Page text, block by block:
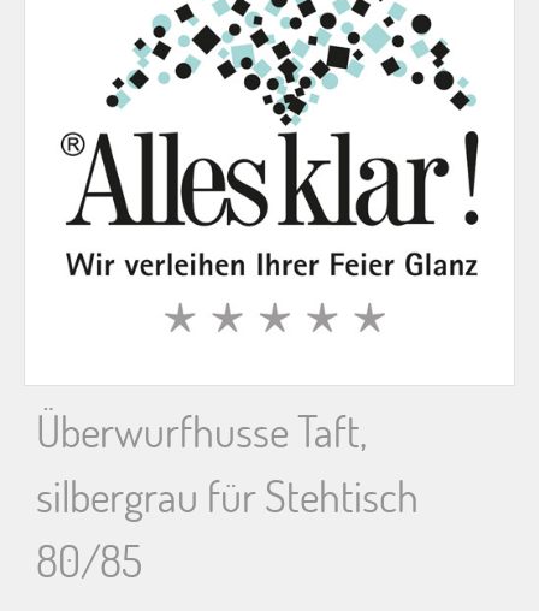
a
h
Überwurfhusse Taft,
silbergrau für Stehtisch
80/85